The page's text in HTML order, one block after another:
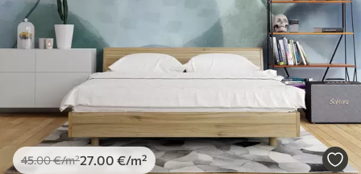
45.00€/m²27 .00 €/m²